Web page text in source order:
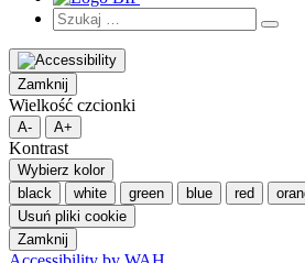
Szukaj:
Szukaj
Zamknij
Wielkość czcionki
A- A+
Kontrast
Wybierz kolor
black
white green blue red
Usuń pliki cookie
Zamknij